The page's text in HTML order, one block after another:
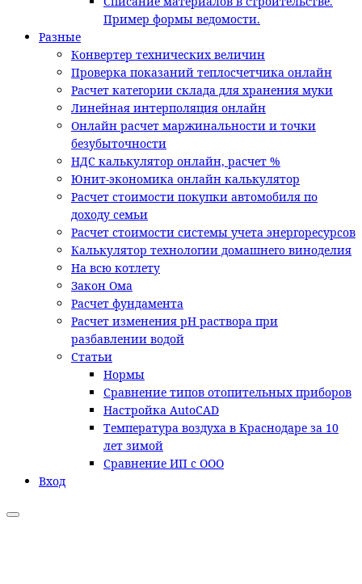
Пример формы ведомости.
Разные
Конвертер технических величин
Проверка показаний теплосчетчика онлайн
Расчет категории склада для хранения муки
Линейная интерполяция онлайн
Онлайн расчет маржинальности и точки
безубыточности
НДС калькулятор онлайн, расчет %
Юнит-экономика онлайн калькулятор
Расчет стоимости покупки автомобиля по
доходу семьи
Расчет стоимости системы учета энергоресурсов
Калькулятор технологии домашнего виноделия
На всю котлету
Закон Ома
Расчет фундамента
Расчет изменения pH раствора при
разбавлении водой
Статьи
Нормы
Сравнение типов отопительных приборов
Настройка AutoCAD
Температура воздуха в Краснодаре за 10
лет зимой
Сравнение ИП с ООО
Вход